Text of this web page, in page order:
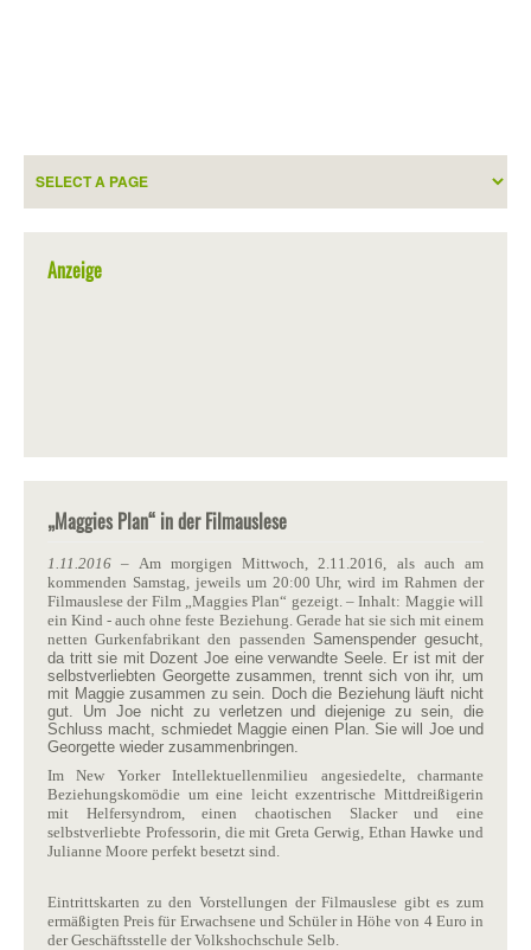
Anzeige
„Maggies Plan“ in der Filmauslese
1.11.2016– Am morgigen Mittwoch, 2.11.2016, als auch am
kommenden Samstag, jeweils um 20:00 Uhr, wird im Rahmen der
Filmauslese der Film „Maggies Plan“ gezeigt. – Inhalt: Maggie will
ein Kind - auch ohne feste Beziehung. Gerade hat sie sich mit einem
netten Gurkenfabrikant den passenden Samenspender gesucht,
da tritt sie mit Dozent Joe eine verwandte Seele. Er ist mit der
selbstverliebten Georgette zusammen, trennt sich von ihr, um
mit Maggie zusammen zusein. Doch die Beziehung läuft nicht
gut. Um Joe nicht zu verletzen und diejenige zu sein, die
Schluss macht, schmiedet Maggie einen Plan. Sie will Joe und
Georgette wieder zusammenbringen.
Im New Yorker Intellektuellenmilieu angesiedelte, charmante
Beziehungskomödie um eine leicht exzentrische Mittdreißigerin
mit Helfersyndrom, einen chaotischen Slacker und eine
selbstverliebte Professorin, die mit Greta Gerwig, Ethan Hawke und
Julianne Moore perfekt besetzt sind.
Eintrittskarten zu den Vorstellungen der Filmauslese gibt es zum
ermäßigten Preis für Erwachsene und Schüler in Höhe von 4 Euro in
der Geschäftsstelle der Volkshochschule Selb.